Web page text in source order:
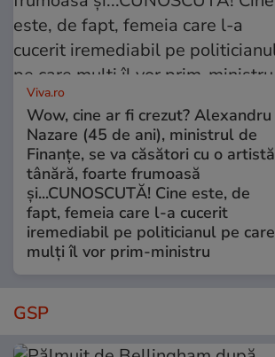
Viva.ro
Wow, cine ar fi crezut? Alexandru
Nazare (45 de ani), ministrul de
Finanțe, se va căsători cu o artistă
tânără, foarte frumoasă
și...CUNOSCUTĂ! Cine este, de
fapt, femeia care l-a cucerit
iremediabil pe politicianul pe care
mulți îl vor prim-ministru
GSP